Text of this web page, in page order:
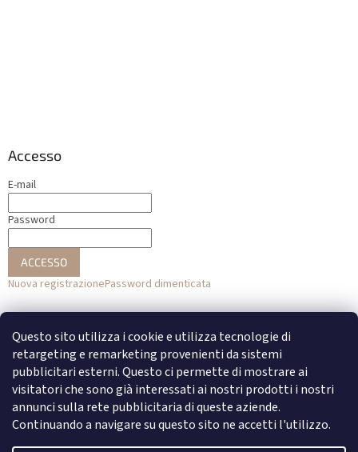
Questo sito utilizza i cookie e utilizza tecnologie di
retargeting e remarketing provenienti da sistemi
pubblicitari esterni. Questo ci permette di mostrare ai
visitatori che sono già interessati ai nostri prodotti i nostri
annunci sulla rete pubblicitaria di queste aziende.
Continuando a navigare su questo sito ne accetti l'utilizzo.
Accesso
E-mail
Password
ACCESSO
Nuova registrazionePassword dimenticata
o
Accesso con Facebook
Accesso con Google